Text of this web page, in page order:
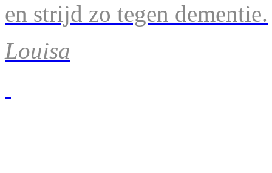
en strijd zo tegen dementie.
Louisa